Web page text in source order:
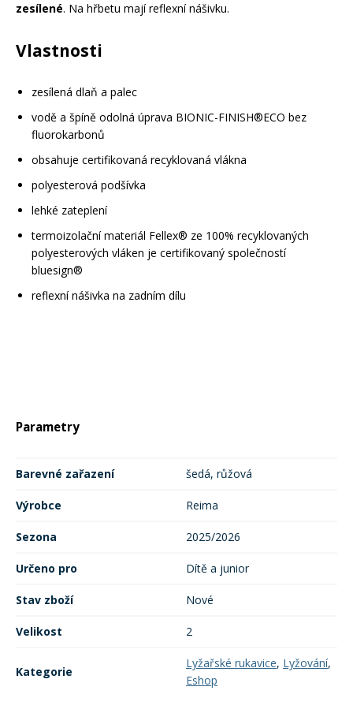
zesílené. Na hřbetu mají reflexní nášivku.
Vlastnosti
zesílená dlaň a palec
vodě a špíně odolná úprava BIONIC-FINISH®ECO bez
fluorokarbonů
obsahuje certifikovaná recyklovaná vlákna
polyesterová podšívka
lehké zateplení
termoizolační materiál Fellex® ze 100% recyklovaných
polyesterových vláken je certifikovaný společností
bluesign®
reflexní nášivka na zadním dílu
Parametry
Barevné zařazení šedá, růžová
Výrobce Reima
Sezona 2025/2026
Určeno pro Dítě a junior
Stav zboží Nové
Velikost 2
Kategorie
Lyžařské rukavice, Lyžování,
Eshop